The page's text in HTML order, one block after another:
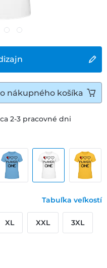
2-3 pracovné dni
Tabuľka veľkostí
XL XXL 3XL
nákupného košíka